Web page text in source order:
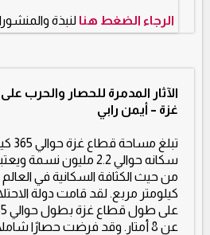
الرجاء الضغط هنا لنبذة
الآثار المدمرة للحصار والحرب
غزة – أيمن رابي
سكانه حوالي 2.2 مليون
كيلومتر مربع. لقد قامت دولة
عن 8 أمتار. وقد فرضت حصارًا